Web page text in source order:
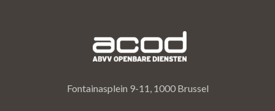
Fontainasplein 9-11, 1000 Brussel